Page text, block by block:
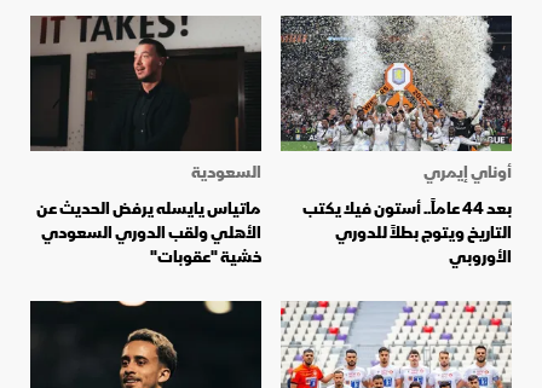
أوناي إيمري
بعد 44 عاماً.. أستون فيلا يكتب
التاريخ ويتوج بطلاً للدوري
الأوروبي
السعودية
ماتياس يايسله يرفض الحديث عن
الأهلي ولقب الدوري السعودي
خشية "عقوبات"